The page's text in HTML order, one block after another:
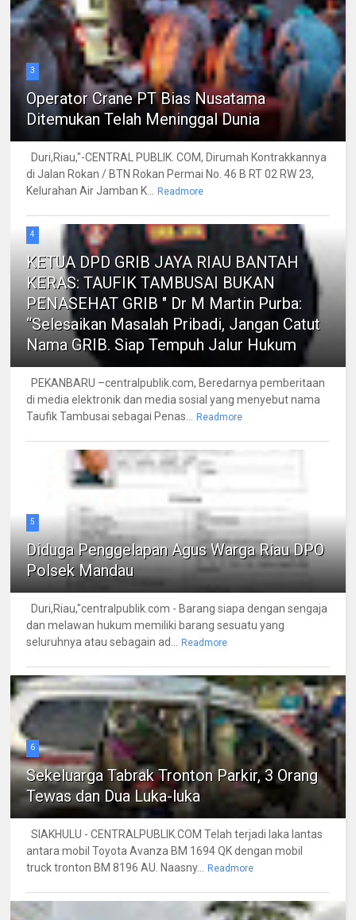
3
Operator Crane PT Bias Nusatama
Ditemukan Telah Meninggal Dunia
Duri,Riau,"-CENTRAL PUBLIK. COM, Dirumah Kontrakkannya
di Jalan Rokan / BTN Rokan Permai No. 46 B RT 02 RW 23,
Kelurahan Air Jamban K...
Readmore
4
KETUA DPD GRIB JAYA RIAU BANTAH
KERAS: TAUFIK TAMBUSAI BUKAN
PENASEHAT GRIB " Dr M Martin Purba:
“Selesaikan Masalah Pribadi, Jangan Catut
Nama GRIB. Siap Tempuh Jalur Hukum
PEKANBARU –centralpublik.com, Beredarnya pemberitaan
di media elektronik dan media sosial yang menyebut nama
Taufik Tambusai sebagai Penas...
Readmore
5
Diduga Penggelapan Agus Warga Riau DPO
Polsek Mandau
Duri,Riau,"centralpublik.com - Barang siapa dengan sengaja
dan melawan hukum memiliki barang sesuatu yang
seluruhnya atau sebagain ad...
Readmore
6
Sekeluarga Tabrak Tronton Parkir, 3 Orang
Tewas dan Dua Luka-luka
SIAKHULU - CENTRALPUBLIK.COM Telah terjadi laka lantas
antara mobil Toyota Avanza BM 1694 QK dengan mobil
truck tronton BM 8196 AU. Naasny...
Readmore